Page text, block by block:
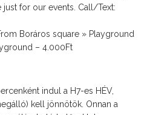
for our events. Call/Text:
Boráros square » Playground
– 4.000Ft
indul a H7-es HÉV,
kell jönnötök. Onnan a